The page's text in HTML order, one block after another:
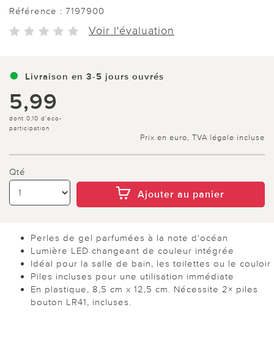
Référence : 7197900
Voir l'évaluation
Livraison en 3-5 jours ouvrés
5,99
dont 0,10 d'eco-
participation
Prix en euro, TVA légale incluse
Qté
Ajouter au panier
Perles de gel parfumées à la note d'océan
Lumière LED changeant de couleur intégrée
Idéal pour la salle de bain, les toilettes ou le couloir
Piles incluses pour une utilisation immédiate
En plastique, 8,5 cm x 12,5 cm. Nécessite 2× piles
bouton LR41, incluses.